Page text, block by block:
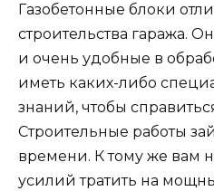
Газобетонные блоки
строительства гаража.
и очень удобные в
иметь каких-либо
знаний, чтобы
Строительные работы
времени. К тому же вам
усилий тратить на